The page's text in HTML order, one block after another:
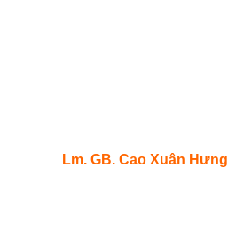
Lm. GB. Cao Xuân Hưng